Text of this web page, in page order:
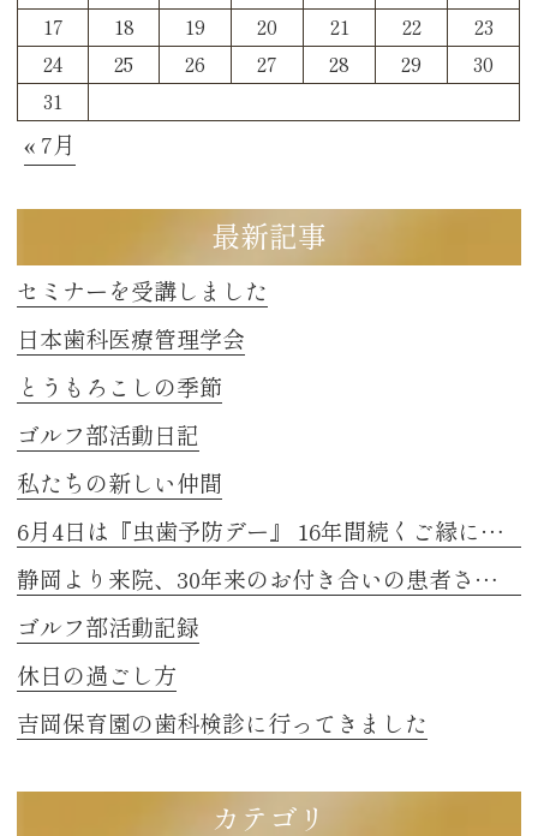
17
18 19 20 21 22
23
24
25 26 27 28 29
30
31
« 7月
最新記事
セミナーを受講しました
日本歯科医療管理学会
とうもろこしの季節
ゴルフ部活動日記
私たちの新しい仲間
6月4日は『虫歯予防デー』 16年間続くご縁に感謝
静岡より来院、30年来のお付き合いの患者さまのお話し 2
ゴルフ部活動記録
休日の過ごし方
吉岡保育園の歯科検診に行ってきました
カテゴリ